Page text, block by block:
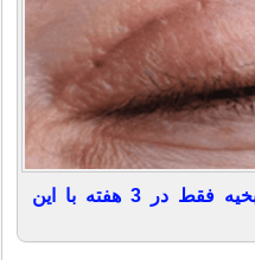
کاهش چشمگیر جای زخم و بخیه فقط در 3 هفته با این